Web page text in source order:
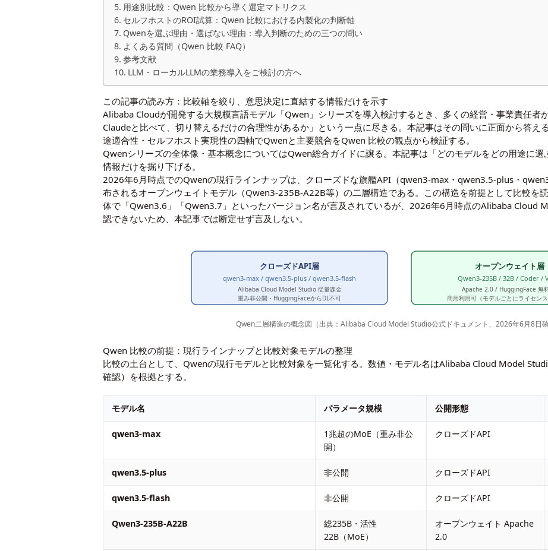
用途別比較：Qwen 比較から導く選定マトリクス
セルフホストのROI試算：Qwen 比較における内製化の判断軸
Qwenを選ぶ理由・選ばない理由：導入判断のための三つの問い
よくある質問（Qwen 比較 FAQ）
参考文献
LLM・ローカルLLMの業務導入をご検討の方へ
この記事の読み方：比較軸を絞り、意思決定に直結する情報だけを示す
Alibaba Cloudが開発する大規模言語モデル「Qwen」シリーズを導入検討するとき、多くの経営・事業責任者
Claudeと比べて、切り替えるだけの合理性があるか」という一点に尽きる。本記事はその問いに正面から答え
途適合性・セルフホスト実現性の四軸でQwenと主要競合をQwen 比較の観点から検証する。
Qwenシリーズの全体像・基本概念についてはQwen総合ガイドに譲る。本記事は「どのモデルをどの用途に
情報だけを掘り下げる。
2026年6月時点でのQwenの現行ラインナップは、クローズドな旗艦API（qwen3-max・qwen3.5-plus・
布されるオープンウェイトモデル（Qwen3-235B-A22B等）の二層構造である。この構造を前提として比較を
体で「Qwen3.6」「Qwen3.7」といったバージョン名が言及されているが、2026年6月時点のAlibaba Cloud
認できないため、本記事では断定せず言及しない。
クローズドAPI層
qwen3-max / qwen3.5-plus / qwen3.5-flash
Alibaba Cloud Model Studio 従量課金
重み非公開・HuggingFaceからDL不可
オープンウェイト層
Qwen3-235B / 32B / Coder /
Apache 2.0 / HuggingFace 無
商用利用可（モデルごとにライセンス
Qwen二層構造の概念図（出典：Alibaba Cloud Model Studio公式ドキュメント、2026年6月8日確
Qwen 比較の前提：現行ラインナップと比較対象モデルの整理
比較の土台として、Qwenの現行モデルと比較対象を一覧化する。数値・モデル名はAlibaba Cloud Model
確認）を根拠とする。
モデル名 パラメータ規模 公開形態
qwen3-max
1兆超のMoE（重み非公
開）
クローズドAPI
qwen3.5-plus 非公開 クローズドAPI
qwen3.5-flash 非公開 クローズドAPI
Qwen3-235B-A22B
総235B・活性
22B（MoE）
オープンウェイト Apache
2.0